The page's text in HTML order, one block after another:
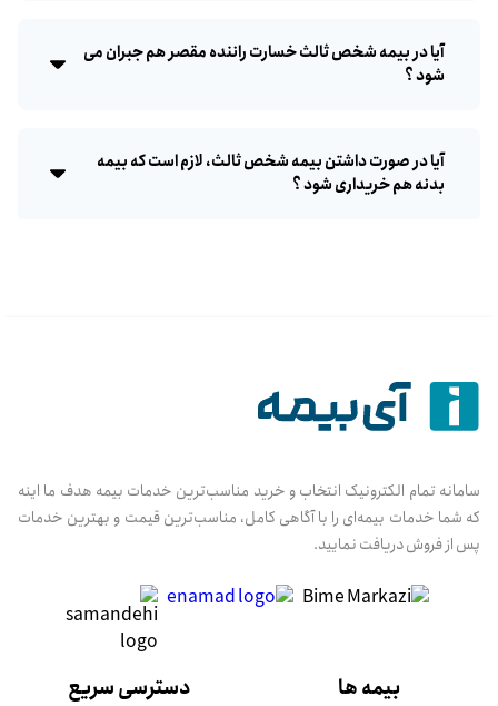
آیا در بیمه شخص ثالث خسارت راننده مقصر هم جبران می
شود ؟
آیا در صورت داشتن بیمه شخص ثالث، لازم است که بیمه
بدنه هم خریداری شود ؟
سامانه تمام الکترونیک انتخاب و خرید مناسب‌ترین خدمات بیمه هدف ما اینه
که شما خدمات بیمه‌ای را با آگاهی کامل، مناسب‌ترین قیمت و بهترین خدمات
پس از فروش دریافت نمایید.
بیمه ها دسترسی سریع